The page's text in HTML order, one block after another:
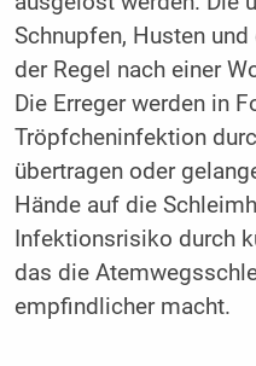
Schnupfen, Husten
der Regel nach einer
Die Erreger werden in
Tröpfcheninfektion
übertragen oder
Hände auf die
Infektionsrisiko durch
das die
empfindlicher macht.